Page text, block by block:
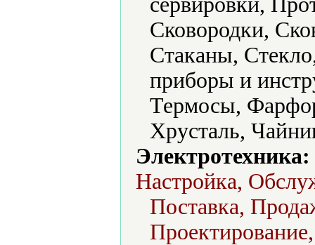
Сковородки,
Стаканы,
приборы и
Термосы,
Хрусталь,
Электротехника:
Настройка,
Поставка,